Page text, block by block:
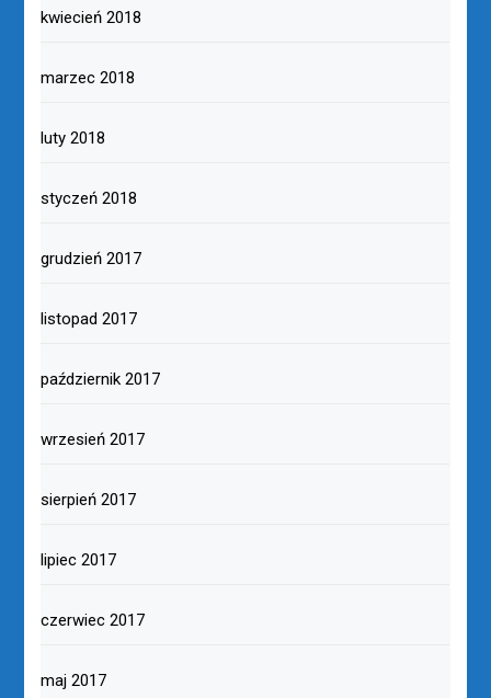
kwiecień 2018
marzec 2018
luty 2018
styczeń 2018
grudzień 2017
listopad 2017
październik 2017
wrzesień 2017
sierpień 2017
lipiec 2017
czerwiec 2017
maj 2017